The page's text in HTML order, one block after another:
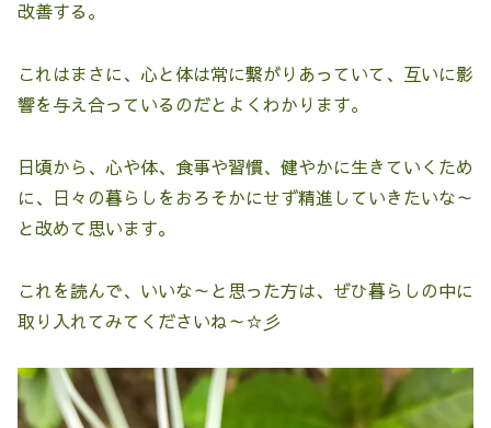
改善する。
これはまさに、心と体は常に繋がりあっていて、互いに影
響を与え合っているのだとよくわかります。
日頃から、心や体、食事や習慣、健やかに生きていくため
に、日々の暮らしをおろそかにせず精進していきたいな～
と改めて思います。
これを読んで、いいな～と思った方は、ぜひ暮らしの中に
取り入れてみてくださいね～☆彡